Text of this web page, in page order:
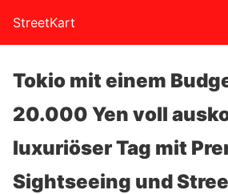
StreetKart
Tokio mit einem
20.000 Yen voll
luxuriöser Tag mit
Sightseeing und